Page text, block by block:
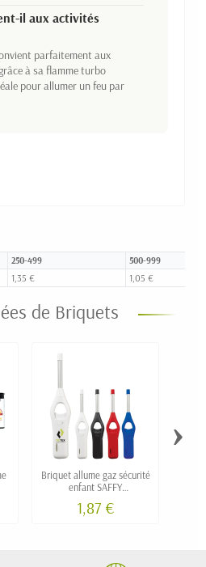
il aux activités
parfaitement aux
à sa flamme turbo
pour allumer un feu par
250-499 500-999
1,35 € 1,05 €
de Briquets
Briquet allume gaz sécurité
enfant SAFFY
1,87 €
›